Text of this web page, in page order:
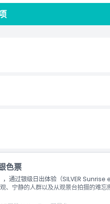
色票
，通过银级日出体验（SILVER
、宁静的人群以及从观景台拍摄的难忘